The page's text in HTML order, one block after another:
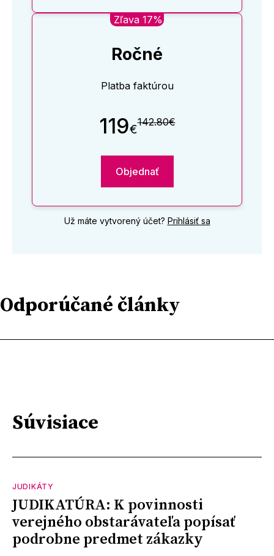
Zľava 17%
Ročné
Platba faktúrou
119€142.80€
Objednať
Už máte vytvorený účet? Prihlásiť sa
Odporúčané články
Súvisiace
JUDIKÁTY
JUDIKATÚRA: K povinnosti
verejného obstarávateľa popísať
podrobne predmet zákazky